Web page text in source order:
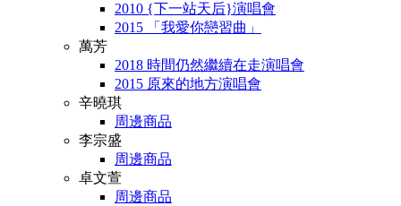
2010 {下一站天后}演唱會
2015 「我愛你戀習曲」
萬芳
2018 時間仍然繼續在走演唱會
2015 原來的地方演唱會
辛曉琪
周邊商品
李宗盛
周邊商品
卓文萱
周邊商品